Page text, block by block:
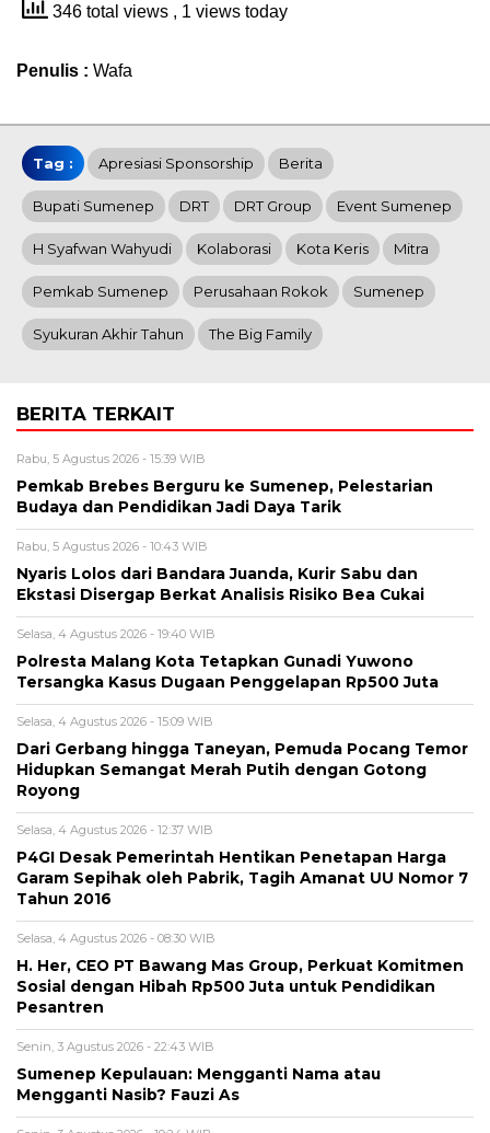
346 total views , 1 views today
Penulis : Wafa
Tag : Apresiasi Sponsorship Berita
Bupati Sumenep DRT DRT Group Event Sumenep
H Syafwan Wahyudi Kolaborasi Kota Keris Mitra
Pemkab Sumenep Perusahaan Rokok Sumenep
Syukuran Akhir Tahun The Big Family
BERITA TERKAIT
Rabu, 5 Agustus 2026 - 15:39 WIB
Pemkab Brebes Berguru ke Sumenep, Pelestarian
Budaya dan Pendidikan Jadi Daya Tarik
Rabu, 5 Agustus 2026 - 10:43 WIB
Nyaris Lolos dari Bandara Juanda, Kurir Sabu dan
Ekstasi Disergap Berkat Analisis Risiko Bea Cukai
Selasa, 4 Agustus 2026 - 19:40 WIB
Polresta Malang Kota Tetapkan Gunadi Yuwono
Tersangka Kasus Dugaan Penggelapan Rp500 Juta
Selasa, 4 Agustus 2026 - 15:09 WIB
Dari Gerbang hingga Taneyan, Pemuda Pocang Temor
Hidupkan Semangat Merah Putih dengan Gotong
Royong
Selasa, 4 Agustus 2026 - 12:37 WIB
P4GI Desak Pemerintah Hentikan Penetapan Harga
Garam Sepihak oleh Pabrik, Tagih Amanat UU Nomor 7
Tahun 2016
Selasa, 4 Agustus 2026 - 08:30 WIB
H. Her, CEO PT Bawang Mas Group, Perkuat Komitmen
Sosial dengan Hibah Rp500 Juta untuk Pendidikan
Pesantren
Senin, 3 Agustus 2026 - 22:43 WIB
Sumenep Kepulauan: Mengganti Nama atau
Mengganti Nasib? Fauzi As